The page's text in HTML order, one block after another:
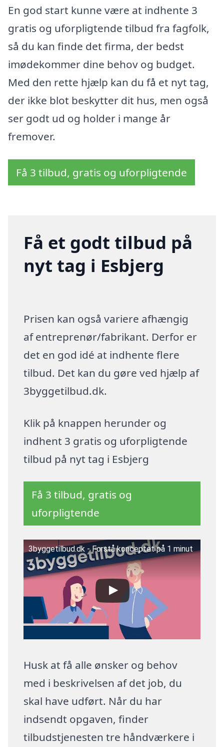
En god start kunne være at indhente 3
gratis og uforpligtende tilbud fra fagfolk,
så du kan finde det firma, der bedst
imødekommer dine behov og budget.
Med den rette hjælp kan du få et nyt tag,
der ikke blot beskytter dit hus, men også
ser godt ud og holder i mange år
fremover.
Få 3 tilbud, gratis og uforpligtende
Få et godt tilbud på
nyt tag i Esbjerg
Prisen kan også variere afhængig
af entreprenør/fabrikant. Derfor er
det en god idé at indhente flere
tilbud. Det kan du gøre ved hjælp af
3byggetilbud.dk.
Klik på knappen herunder og
indhent 3 gratis og uforpligtende
tilbud på nyt tag i Esbjerg
Få 3 tilbud, gratis og
uforpligtende
3byggetilbud.dk - Forstå konceptet på 1 minut
Husk at få alle ønsker og behov
med i beskrivelsen af det job, du
skal have udført. Når du har
indsendt opgaven, finder
tilbudstjenesten tre håndværkere i